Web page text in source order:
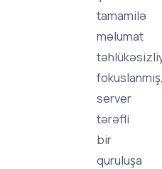
tamamilə
məlumat
server
tərəfli
bir
quruluşa